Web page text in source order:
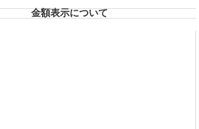
⾦額表⽰について